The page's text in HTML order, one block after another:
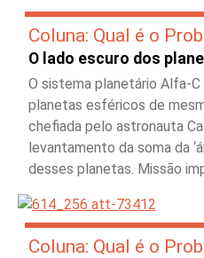
Coluna: Qual é o
O lado escuro dos
O sistema planetário Alfa-
planetas esféricos de
chefiada pelo astronauta
levantamento da soma da
desses planetas. Missão
Coluna: Qual é o